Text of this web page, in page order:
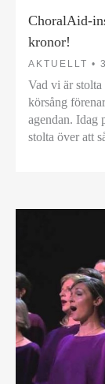
ChoralAid-
kronor!
AKTUELLT •
Vad vi är stolta
körsång
agendan. Idag
stolta över att